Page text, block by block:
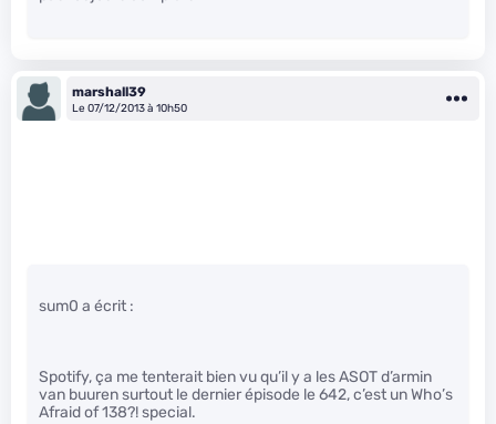
marshall39
Le 07/12/2013 à 10h50
sum0 a écrit :
Spotify, ça me tenterait bien vu qu’il y a les ASOT d’armin
van buuren surtout le dernier épisode le 642, c’est un Who’s
Afraid of 138?! special.